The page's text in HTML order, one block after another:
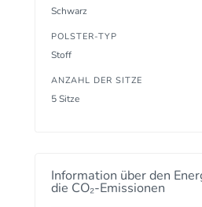
Schwarz
POLSTER-TYP
Stoff
ANZAHL DER SITZE
5 Sitze
Information über den
die CO₂-Emissionen